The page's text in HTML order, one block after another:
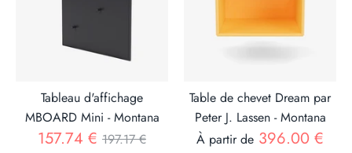
Tableau d'affichage
MBOARD Mini - Montana
157.74 € Prix
197.17 €
Table de chevet Dream par
Peter J. Lassen - Montana
À partir de 396.00 €